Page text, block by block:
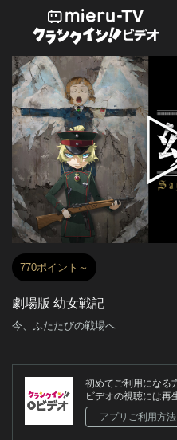
770ポイント～
劇場版 幼女戦記
今、ふたたびの戦場へ
初めてご利用になる
ビデオの視聴には再
アプリご利用方